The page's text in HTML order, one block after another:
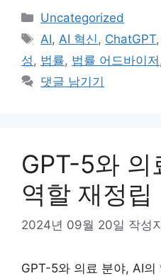
카
테
리
Uncategorized
태
그
AI, AI 혁신 , ChatGPT,
성 , 법률, 법률 어드바이저
댓글 남기기
GPT-5와 의
역할 재정립
2024년 09월 20일 작성
GPT-5와 의료 분야, AI의